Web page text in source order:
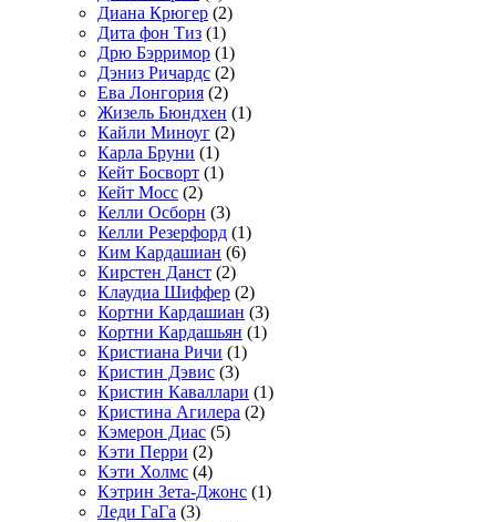
Диана Крюгер (2)
Дита фон Тиз (1)
Дрю Бэрримор (1)
Дэниз Ричардс (2)
Ева Лонгория (2)
Жизель Бюндхен (1)
Кайли Миноуг (2)
Карла Бруни (1)
Кейт Босворт (1)
Кейт Мосс (2)
Келли Осборн (3)
Келли Резерфорд (1)
Ким Кардашиан (6)
Кирстен Данст (2)
Клаудиа Шиффер (2)
Кортни Кардашиан (3)
Кортни Кардашьян (1)
Кристиана Ричи (1)
Кристин Дэвис (3)
Кристин Каваллари (1)
Кристина Агилера (2)
Кэмерон Диас (5)
Кэти Перри (2)
Кэти Холмс (4)
Кэтрин Зета-Джонс (1)
Леди ГаГа (3)